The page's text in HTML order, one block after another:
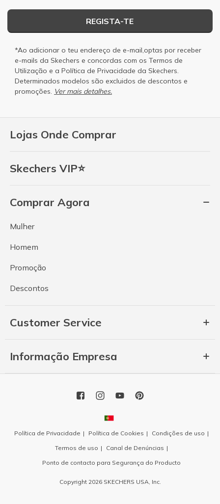
Lojas Onde Comprar
Skechers VIP⭐
Comprar Agora
Mulher
Homem
Promoção
Descontos
Customer Service
Informação Empresa
REGISTA-TE
*Ao adicionar o teu endereço de e-mail,optas por receber
e-mails da Skechers e concordas com os Termos de
Utilização e a Política de Privacidade da Skechers.
Determinados modelos são excluidos de descontos e
promoções. Ver mais detalhes.
Política de Privacidade Política de Cookies
Condições de uso
Termos de uso
Canal de Denúncias
Ponto de contacto para Segurança do Producto
Copyright 2026 SKECHERS USA, Inc.